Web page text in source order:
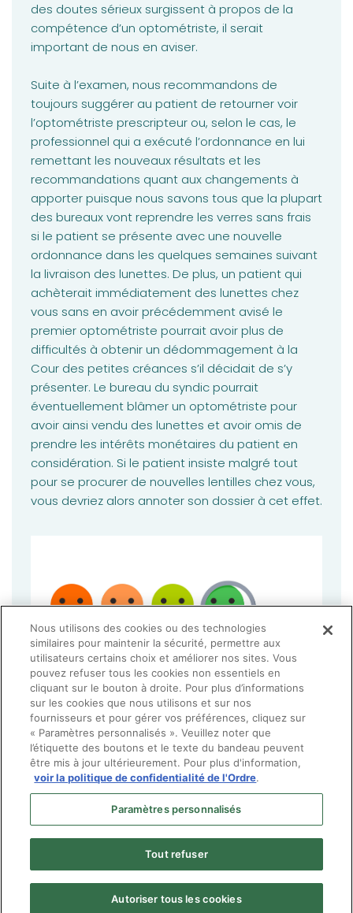
des doutes sérieux surgissent à propos de la
compétence d’un optométriste, il serait
important de nous en aviser.
Suite à l’examen, nous recommandons de
toujours suggérer au patient de retourner voir
l’optométriste prescripteur ou, selon le cas, le
professionnel qui a exécuté l’ordonnance en lui
remettant les nouveaux résultats et les
recommandations quant aux changements à
apporter puisque nous savons tous que la plupart
des bureaux vont reprendre les verres sans frais
si le patient se présente avec une nouvelle
ordonnance dans les quelques semaines suivant
la livraison des lunettes. De plus, un patient qui
achèterait immédiatement des lunettes chez
vous sans en avoir précédemment avisé le
premier optométriste pourrait avoir plus de
difficultés à obtenir un dédommagement à la
Cour des petites créances s’il décidait de s’y
présenter. Le bureau du syndic pourrait
éventuellement blâmer un optométriste pour
avoir ainsi vendu des lunettes et avoir omis de
prendre les intérêts monétaires du patient en
considération. Si le patient insiste malgré tout
pour se procurer de nouvelles lentilles chez vous,
vous devriez alors annoter son dossier à cet effet.
Nous utilisons des cookies ou des technologies
similaires pour maintenir la sécurité, permettre aux
utilisateurs certains choix et améliorer nos sites. Vous
pouvez refuser tous les cookies non essentiels en
cliquant sur le bouton à droite. Pour plus d’informations
sur les cookies que nous utilisons et sur nos
fournisseurs et pour gérer vos préférences, cliquez sur
« Paramètres personnalisés ». Veuillez noter que
l’étiquette des boutons et le texte du bandeau peuvent
être mis à jour ultérieurement. Pour plus d'information,
voir la politique de confidentialité de l'Ordre.
Paramètres personnalisés
Tout refuser
Autoriser tous les cookies